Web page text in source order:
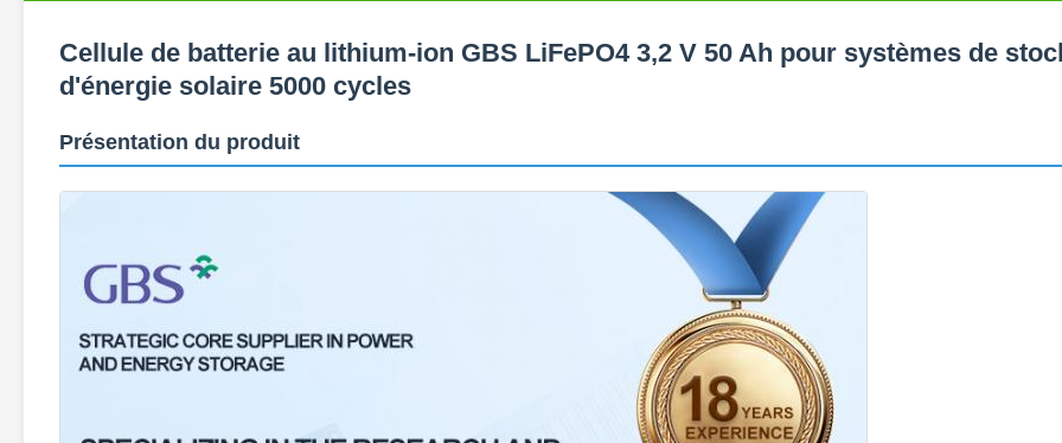
Cellule de batterie au lithium-ion GBS LiFePO4 3,2 V 50 Ah pour systèmes de
d'énergie solaire 5000 cycles
Présentation du produit